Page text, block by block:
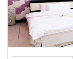
伴
計
劃